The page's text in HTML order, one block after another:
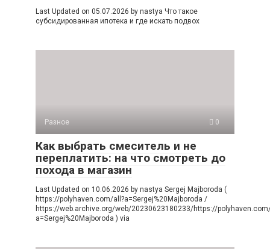
Last Updated on 05.07.2026 by nastya Что такое
субсидированная ипотека и где искать подвох
Разное 0
Как выбрать смеситель и не
переплатить: на что смотреть до
похода в магазин
Last Updated on 10.06.2026 by nastya Sergej Majboroda (
https://polyhaven.com/all?a=Sergej%20Majboroda /
https://web.archive.org/web/20230623180233/https://
a=Sergej%20Majboroda ) via